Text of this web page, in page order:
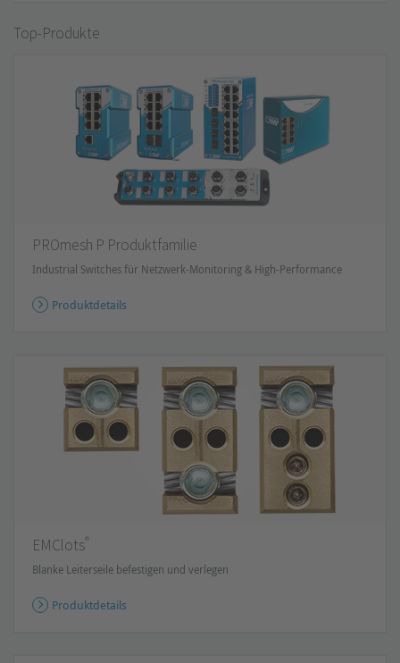
Top-Produkte
PROmesh P Produktfamilie
Industrial Switches für Netzwerk-Monitoring & High-Performance
Produktdetails
EMClots®
Blanke Leiterseile befestigen und verlegen
Produktdetails